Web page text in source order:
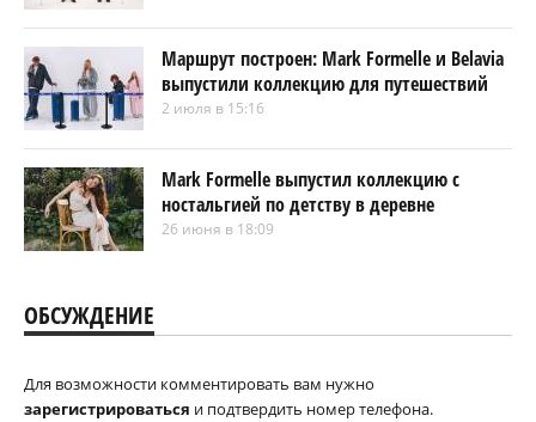
Маршрут построен: Mark Formelle и Belavia
выпустили коллекцию для путешествий
2 июля в 15:16
Mark Formelle выпустил коллекцию с
ностальгией по детству в деревне
26 июня в 18:09
ОБСУЖДЕНИЕ
Для возможности комментировать вам нужно
зарегистрироваться и подтвердить номер телефона.